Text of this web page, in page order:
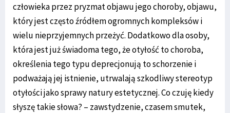
człowieka przez pryzmat objawu jego choroby, objawu,
który jest często źródłem ogromnych kompleksów i
wielu nieprzyjemnych przeżyć. Dodatkowo dla osoby,
która jest już świadoma tego, że otyłość to choroba,
określenia tego typu deprecjonują to schorzenie i
podważają jej istnienie, utrwalają szkodliwy stereotyp
otyłości jako sprawy natury estetycznej. Co czuję kiedy
słyszę takie słowa? – zawstydzenie, czasem smutek,